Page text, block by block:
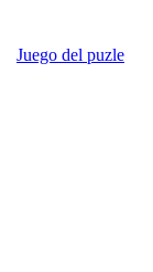
Juego del puzle